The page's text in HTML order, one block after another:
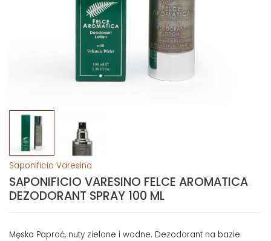
Saponificio Varesino
SAPONIFICIO VARESINO FELCE AROMATICA
DEZODORANT SPRAY 100 ML
Męska Paproć, nuty zielone i wodne. Dezodorant na bazie